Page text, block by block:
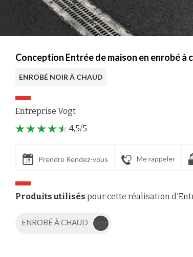
Conception Entrée de maison en enrobé
ENROBÉ NOIR À CHAUD
Entreprise Vogt
4,5/5
Prendre Rendez-vous Me rappeler
Produits utilisés pour cette réalisation
ENROBÉ À CHAUD